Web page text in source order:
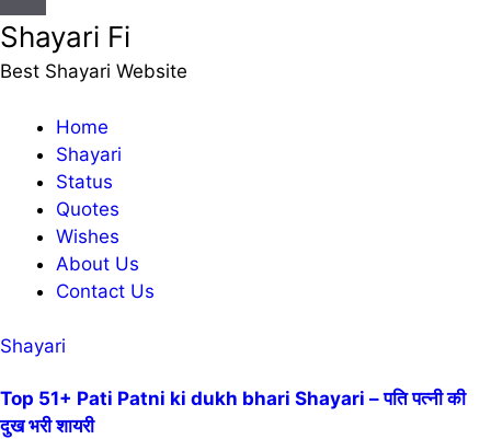
Shayari Fi
Best Shayari Website
Home
Shayari
Status
Quotes
Wishes
About Us
Contact Us
Shayari
Top 51+ Pati Patni ki dukh bhari Shayari – पति पत्नी की
दुख भरी शायरी